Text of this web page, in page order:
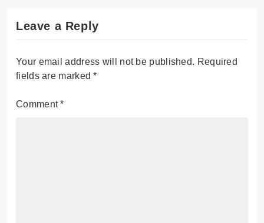
Leave a Reply
Your email address will not be published. Required
fields are marked*
Comment*